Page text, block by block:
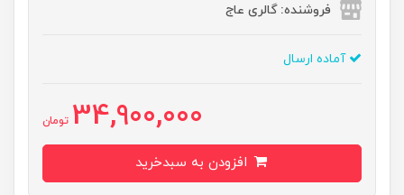
فروشنده: گالری عاج
آماده ارسال
34,900,000 تومان